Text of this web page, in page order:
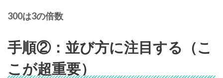
300は3の倍数
手順②：並び方に注目する（こ
こが超重要）